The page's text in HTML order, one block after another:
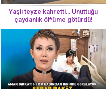
Yaşlı teyze kahretti… Unuttuğu
çaydanlık öl*üme götürdü!